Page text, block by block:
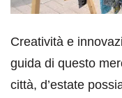
Creatività e
guida di questo
città, d’estate